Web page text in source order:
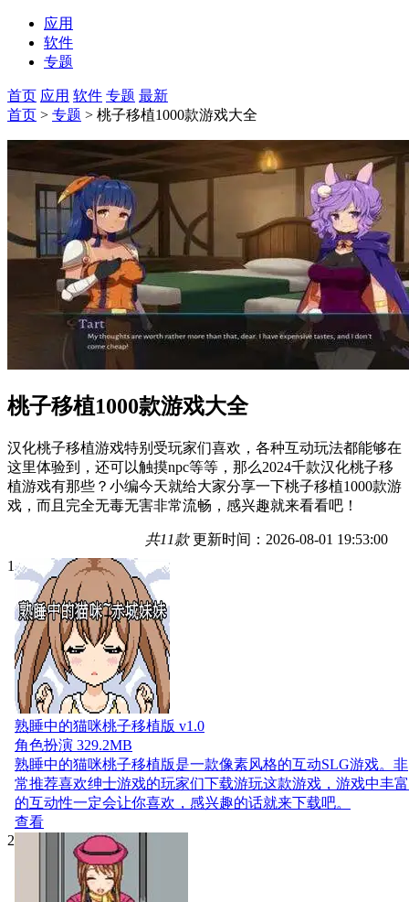
应用
软件
专题
首页 应用 软件 专题 最新
首页 > 专题 > 桃子移植1000款游戏大全
桃子移植1000款游戏大全
汉化桃子移植游戏特别受玩家们喜欢，各种互动玩法都能够在
这里体验到，还可以触摸npc等等，那么2024千款汉化桃子移
植游戏有那些？小编今天就给大家分享一下桃子移植1000款游
戏，而且完全无毒无害非常流畅，感兴趣就来看看吧！
共11款更新时间：2026-08-01 19:53:00
1
熟睡中的猫咪桃子移植版 v1.0
角色扮演 329.2MB
熟睡中的猫咪桃子移植版是一款像素风格的互动SLG游戏。非
常推荐喜欢绅士游戏的玩家们下载游玩这款游戏，游戏中丰富
的互动性一定会让你喜欢，感兴趣的话就来下载吧。
查看
2